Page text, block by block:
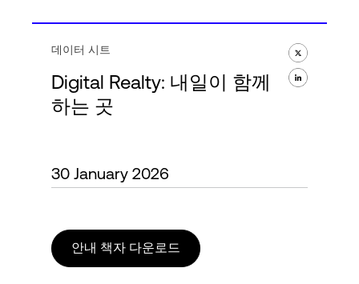
전문성 및 리소스
로그인
데이터 시트
Digital Realty: 내일이 함께
하는 곳
30 January 2026
안내 책자 다운로드